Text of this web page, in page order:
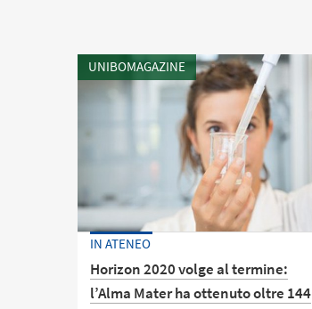
UNIBOMAGAZINE
IN ATENEO
Horizon 2020 volge al termine:
l’Alma Mater ha ottenuto oltre 144